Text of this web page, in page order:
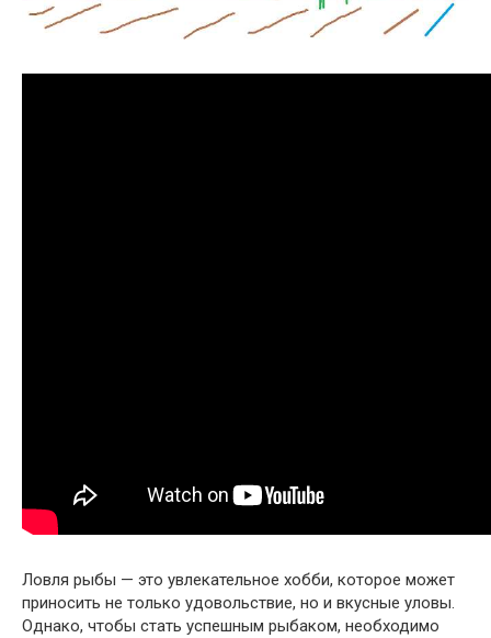
Ловля рыбы — это увлекательное хобби, которое может
приносить не только удовольствие, но и вкусные уловы.
Однако, чтобы стать успешным рыбаком, необходимо